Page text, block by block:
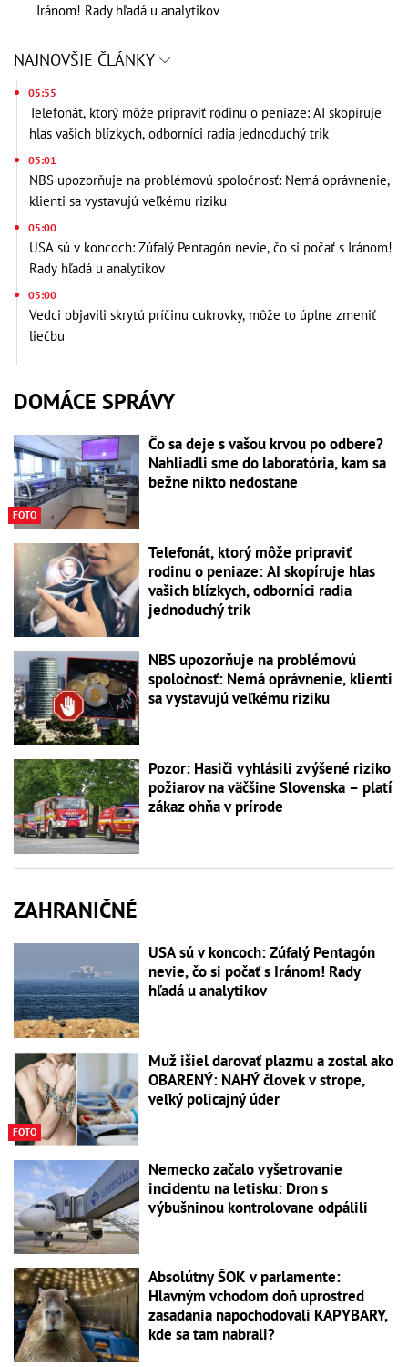
Iránom! Rady hľadá u analytikov
NAJNOVŠIE ČLÁNKY
05:55
Telefonát, ktorý môže pripraviť rodinu o peniaze: AI skopíruje
hlas vašich blízkych, odborníci radia jednoduchý trik
05:01
NBS upozorňuje na problémovú spoločnosť: Nemá oprávnenie,
klienti sa vystavujú veľkému riziku
05:00
USA sú v koncoch: Zúfalý Pentagón nevie, čo si počať s Iránom!
Rady hľadá u analytikov
05:00
Vedci objavili skrytú príčinu cukrovky, môže to úplne zmeniť
liečbu
DOMÁCE SPRÁVY
FOTO
Čo sa deje s vašou krvou po odbere?
Nahliadli sme do laboratória, kam sa
bežne nikto nedostane
Telefonát, ktorý môže pripraviť
rodinu o peniaze: AI skopíruje hlas
vašich blízkych, odborníci radia
jednoduchý trik
NBS upozorňuje na problémovú
spoločnosť: Nemá oprávnenie, klienti
sa vystavujú veľkému riziku
Pozor: Hasiči vyhlásili zvýšené riziko
požiarov na väčšine Slovenska – platí
zákaz ohňa v prírode
ZAHRANIČNÉ
USA sú v koncoch: Zúfalý Pentagón
nevie, čo si počať s Iránom! Rady
hľadá u analytikov
FOTO
Muž išiel darovať plazmu a zostal ako
OBARENÝ: NAHÝ človek v strope,
veľký policajný úder
Nemecko začalo vyšetrovanie
incidentu na letisku: Dron s
výbušninou kontrolovane odpálili
Absolútny ŠOK v parlamente:
Hlavným vchodom doň uprostred
zasadania napochodovali KAPYBARY,
kde sa tam nabrali?